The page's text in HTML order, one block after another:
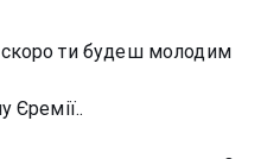
ти будеш молодим
Єремії..